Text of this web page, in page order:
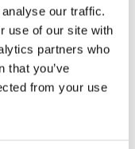
our traffic.
use of our site with
partners who
that you’ve
from your use
di 11 aug.